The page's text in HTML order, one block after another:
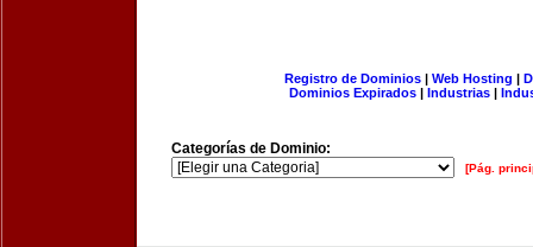
Registro de Dominios| Web Hosting |
Dominios Expirados | Industrias |
Categorías de Dominio:
[Pág.